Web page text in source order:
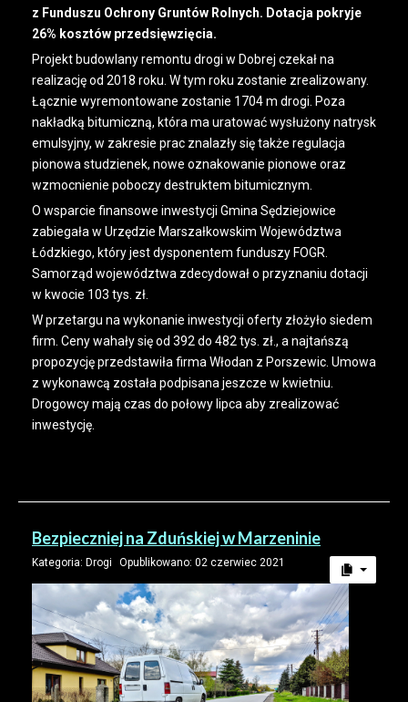
z Funduszu Ochrony Gruntów Rolnych. Dotacja pokryje
26% kosztów przedsięwzięcia.
Projekt budowlany remontu drogi w Dobrej czekał na
realizację od 2018 roku. W tym roku zostanie zrealizowany.
Łącznie wyremontowane zostanie 1704 m drogi. Poza
nakładką bitumiczną, która ma uratować wysłużony natrysk
emulsyjny, w zakresie prac znalazły się także regulacja
pionowa studzienek, nowe oznakowanie pionowe oraz
wzmocnienie poboczy destruktem bitumicznym.
O wsparcie finansowe inwestycji Gmina Sędziejowice
zabiegała w Urzędzie Marszałkowskim Województwa
Łódzkiego, który jest dysponentem funduszy FOGR.
Samorząd województwa zdecydował o przyznaniu dotacji
w kwocie 103 tys. zł.
W przetargu na wykonanie inwestycji oferty złożyło siedem
firm. Ceny wahały się od 392 do 482 tys. zł., a najtańszą
propozycję przedstawiła firma Włodan z Porszewic. Umowa
z wykonawcą została podpisana jeszcze w kwietniu.
Drogowcy mają czas do połowy lipca aby zrealizować
inwestycję.
Bezpieczniej na Zduńskiej w Marzeninie
Kategoria: Drogi Opublikowano: 02 czerwiec 2021